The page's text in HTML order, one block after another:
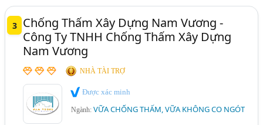
3
Chống Thấm Xây Dựng Nam Vương -
Công Ty TNHH Chống Thấm Xây Dựng
Nam Vương
NHÀ TÀI TRỢ
Được xác minh
Ngành:VỮA CHỐNG THẤM, VỮA KHÔNG CO NGÓT